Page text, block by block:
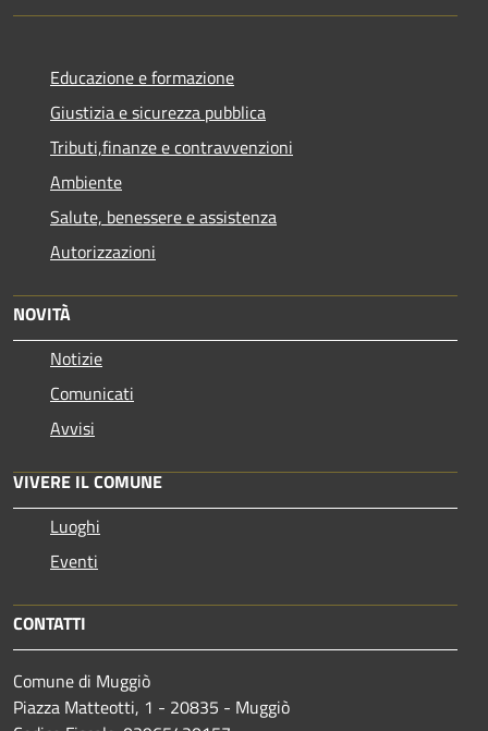
Educazione e formazione
Giustizia e sicurezza pubblica
Tributi,finanze e contravvenzioni
Ambiente
Salute, benessere e assistenza
Autorizzazioni
NOVITÀ
Notizie
Comunicati
Avvisi
VIVERE IL COMUNE
Luoghi
Eventi
CONTATTI
Comune di Muggiò
Piazza Matteotti, 1 - 20835 - Muggiò